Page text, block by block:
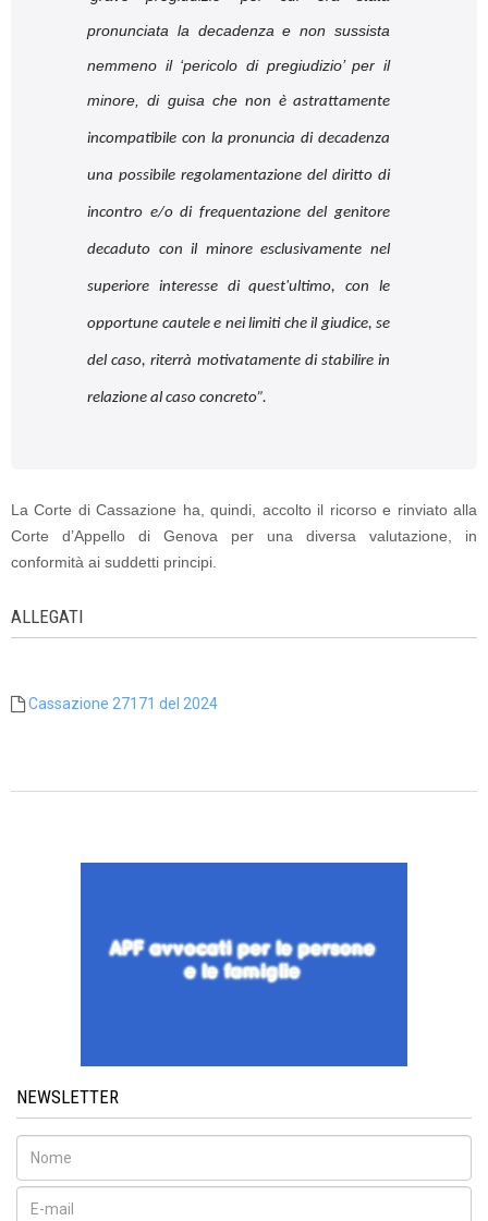
pronunciata la decadenza e non sussista
nemmeno il ‘pericolo di pregiudizio’ per il
minore, di guisa chenon è astrattamente
incompatibile con la pronuncia di decadenza
una possibile regolamentazione del diritto di
incontro e/o di frequentazione del genitore
decaduto con il minoreesclusivamente nel
superiore interesse di quest'ultimo, con le
opportune cautele e nei limiti che il giudice, se
del caso, riterrà motivatamente di stabilire in
relazione al caso concreto”.
La Corte di Cassazione ha, quindi, accolto il ricorso e rinviato alla
Corte d’Appello di Genova per una diversa valutazione, in
conformità ai suddetti principi.
ALLEGATI
Cassazione 27171 del 2024
NEWSLETTER